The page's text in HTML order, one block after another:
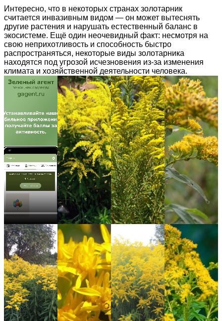
Интересно, что в некоторых странах золотарник
считается инвазивным видом — он может вытеснять
другие растения и нарушать естественный баланс в
экосистеме. Ещё один неочевидный факт: несмотря на
свою неприхотливость и способность быстро
распространяться, некоторые виды золотарника
находятся под угрозой исчезновения из-за изменения
климата и хозяйственной деятельности человека.